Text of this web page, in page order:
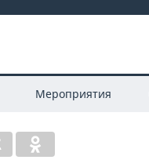
Мероприятия